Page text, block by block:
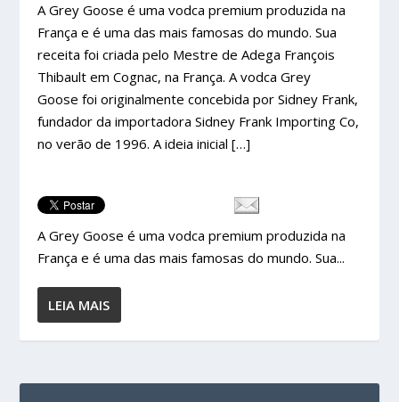
A Grey Goose é uma vodca premium produzida na
França e é uma das mais famosas do mundo. Sua
receita foi criada pelo Mestre de Adega François
Thibault em Cognac, na França. A vodca Grey
Goose foi originalmente concebida por Sidney Frank,
fundador da importadora Sidney Frank Importing Co,
no verão de 1996. A ideia inicial […]
A Grey Goose é uma vodca premium produzida na
França e é uma das mais famosas do mundo. Sua...
LEIA MAIS